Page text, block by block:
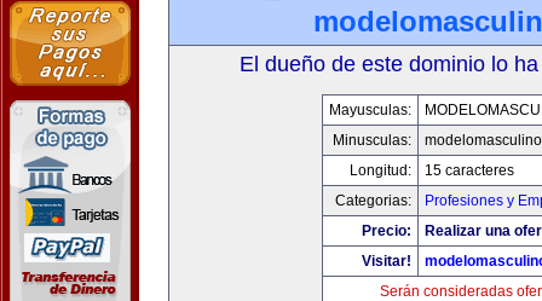
El dueño de este dominio lo
Mayusculas:
Minusculas:
Longitud:
15 caracteres
Categorias:
Profesiones y
Precio:
Realizar una
Visitar!
Serán consideradas